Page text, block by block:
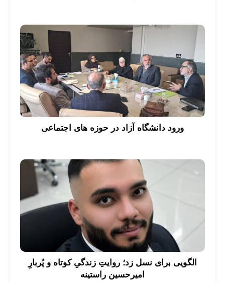
ورود دانشگاه آزاد در حوزه های اجتماعی
الگویی برای نسل زد؛ روایتِ زندگیِ کوتاه و پُربارِ
امیرحسین راستینه